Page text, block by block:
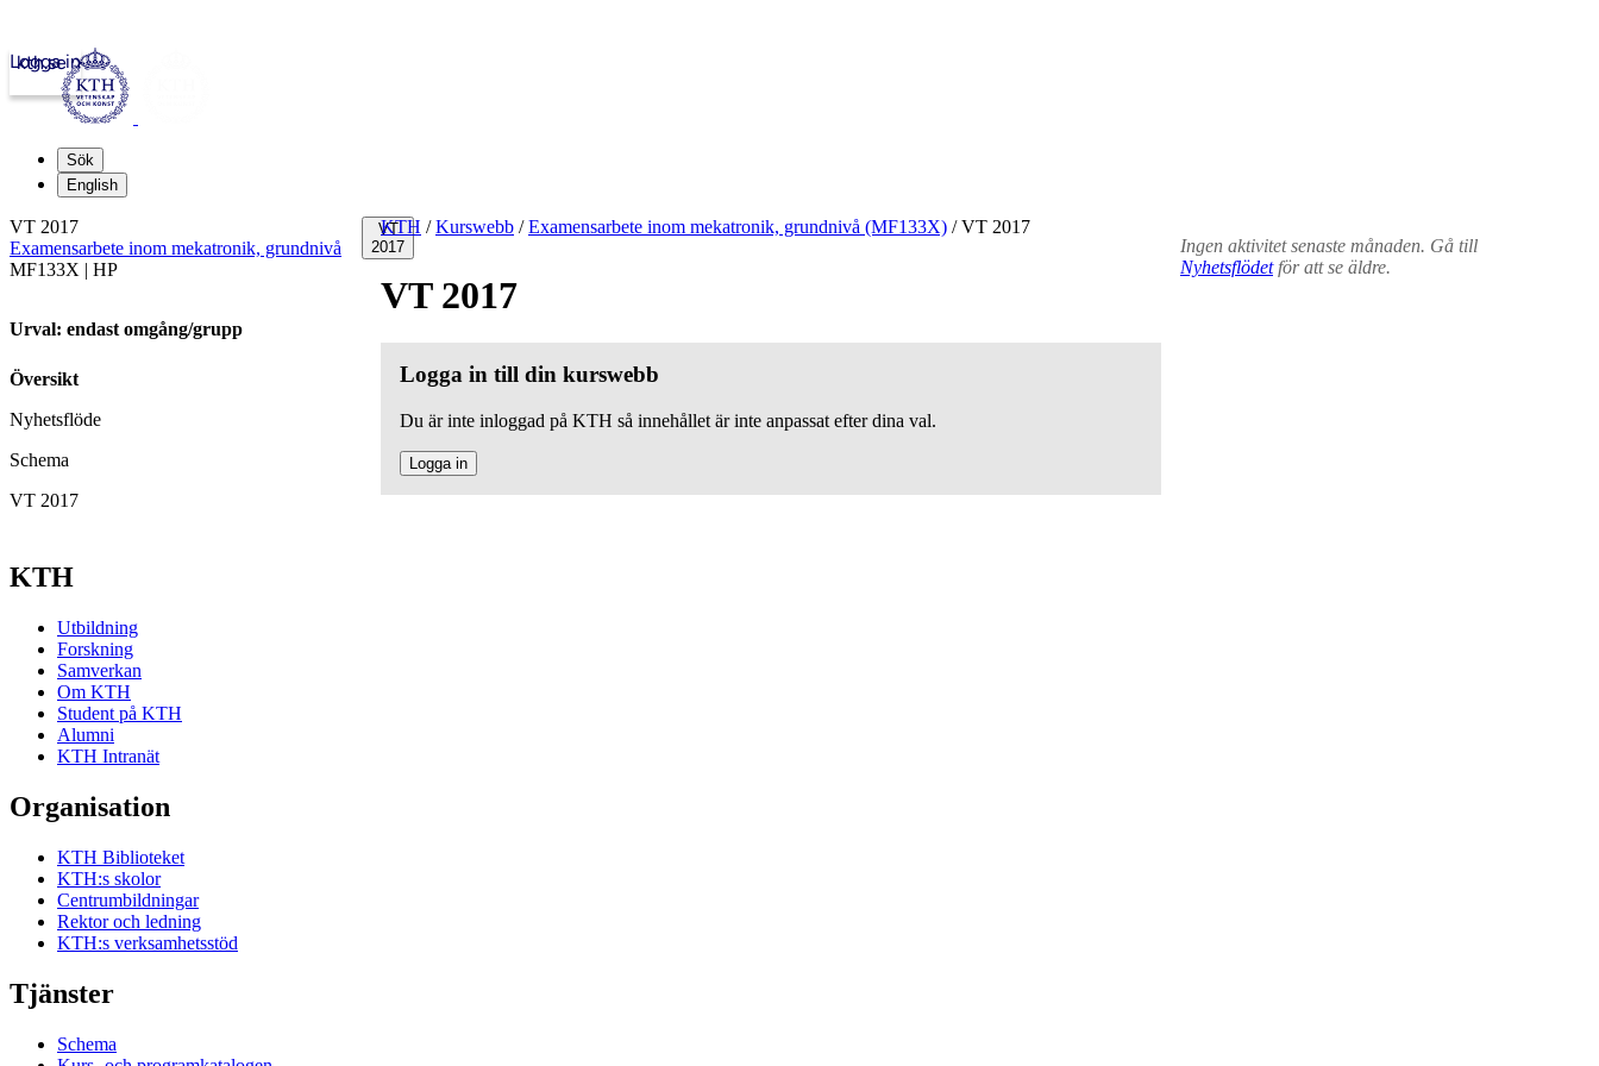
kth.se
Logga in
Sök
English
VT
2017
KTH / Kurswebb / Examensarbete inom mekatronik, grundnivå (MF133X) /VT 2017
VT 2017
Logga in till din kurswebb
Du är inte inloggad på KTH så innehållet är inte anpassat efter dina val.
Logga in
Ingen aktivitet senaste månaden. Gå till
Nyhetsflödetför att se äldre.
VT 2017
Examensarbete inom mekatronik, grundnivå
MF133X | HP
Urval: endast omgång/grupp
Översikt
Nyhetsflöde
Schema
VT 2017
KTH
Utbildning
Forskning
Samverkan
Om KTH
Student på KTH
Alumni
KTH Intranät
Organisation
KTH Biblioteket
KTH:s skolor
Centrumbildningar
Rektor och ledning
KTH:s verksamhetsstöd
Tjänster
Schema